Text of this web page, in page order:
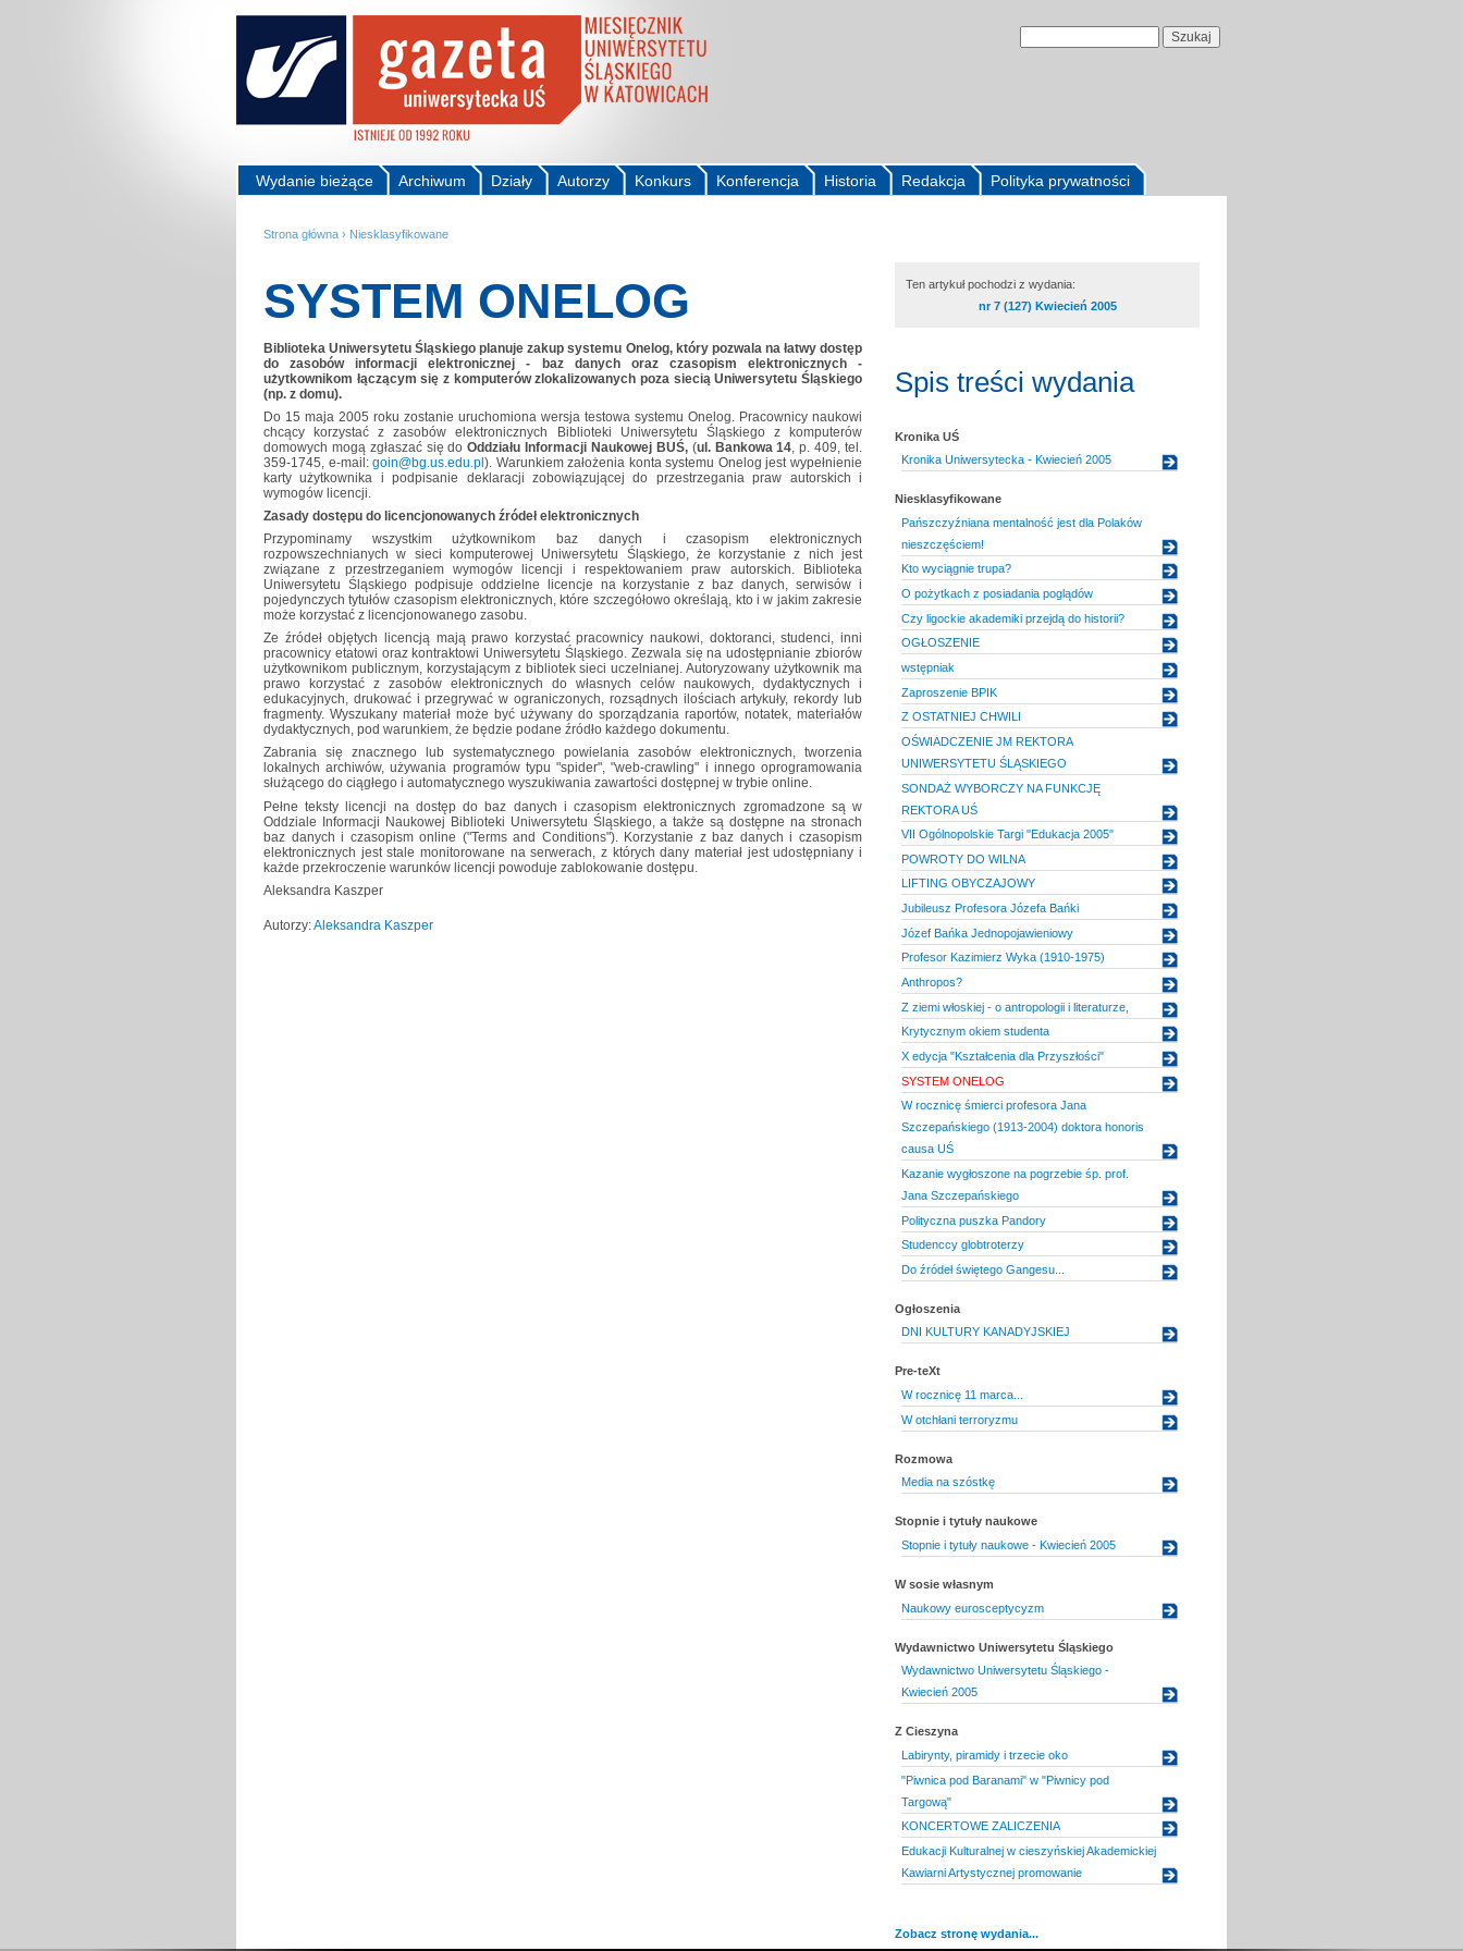
Polityka prywatności
Redakcja
Historia
Konferencja
Konkurs
Autorzy
Działy
Archiwum
Wydanie bieżące
Strona główna › Niesklasyfikowane
SYSTEM ONELOG
Biblioteka Uniwersytetu Śląskiego planuje zakup systemu Onelog, który pozwala na łatwy dostęp
do zasobów informacji elektronicznej - baz danych oraz czasopism elektronicznych -
użytkownikom łączącym się z komputerów zlokalizowanych poza siecią Uniwersytetu Śląskiego
(np. z domu).
Do 15 maja 2005 roku zostanie uruchomiona wersja testowa systemu Onelog. Pracownicy naukowi
chcący korzystać z zasobów elektronicznych Biblioteki Uniwersytetu Śląskiego z komputerów
domowych mogą zgłaszać się doOddziału Informacji Naukowej BUŚ,(ul. Bankowa 14 , p. 409, tel.
359-1745, e-mail:goin@bg.us.edu.pl). Warunkiem założenia konta systemu Onelog jest wypełnienie
karty użytkownika i podpisanie deklaracji zobowiązującej do przestrzegania praw autorskich i
wymogów licencji.
Zasady dostępu do licencjonowanych źródeł elektronicznych
Przypominamy wszystkim użytkownikom baz danych i czasopism elektronicznych
rozpowszechnianych w sieci komputerowej Uniwersytetu Śląskiego, że korzystanie z nich jest
związane z przestrzeganiem wymogów licencji i respektowaniem praw autorskich. Biblioteka
Uniwersytetu Śląskiego podpisuje oddzielne licencje na korzystanie z baz danych, serwisów i
pojedynczych tytułów czasopism elektronicznych, które szczegółowo określają, kto i w jakim zakresie
może korzystać z licencjonowanego zasobu.
Ze źródeł objętych licencją mają prawo korzystać pracownicy naukowi, doktoranci, studenci, inni
pracownicy etatowi oraz kontraktowi Uniwersytetu Śląskiego. Zezwala się na udostępnianie zbiorów
użytkownikom publicznym, korzystającym z bibliotek sieci uczelnianej. Autoryzowany użytkownik ma
prawo korzystać z zasobów elektronicznych do własnych celów naukowych, dydaktycznych i
edukacyjnych, drukować i przegrywać w ograniczonych, rozsądnych ilościach artykuły, rekordy lub
fragmenty. Wyszukany materiał może być używany do sporządzania raportów, notatek, materiałów
dydaktycznych, pod warunkiem, że będzie podane źródło każdego dokumentu.
Zabrania się znacznego lub systematycznego powielania zasobów elektronicznych, tworzenia
lokalnych archiwów, używania programów typu "spider", "web-crawling" i innego oprogramowania
służącego do ciągłego i automatycznego wyszukiwania zawartości dostępnej w trybie online.
Pełne teksty licencji na dostęp do baz danych i czasopism elektronicznych zgromadzone są w
Oddziale Informacji Naukowej Biblioteki Uniwersytetu Śląskiego, a także są dostępne na stronach
baz danych i czasopism online ("Terms and Conditions"). Korzystanie z baz danych i czasopism
elektronicznych jest stale monitorowane na serwerach, z których dany materiał jest udostępniany i
każde przekroczenie warunków licencji powoduje zablokowanie dostępu.
Aleksandra Kaszper
Autorzy:Aleksandra Kaszper
Ten artykuł pochodzi z wydania:
nr 7 (127) Kwiecień 2005
Spis treści wydania
Kronika UŚ
Kronika Uniwersytecka - Kwiecień 2005
Niesklasyfikowane
Pańszczyźniana mentalność jest dla Polaków
nieszczęściem!
Kto wyciągnie trupa?
O pożytkach z posiadania poglądów
Czy ligockie akademiki przejdą do historii?
OGŁOSZENIE
wstępniak
Zaproszenie BPIK
Z OSTATNIEJ CHWILI
OŚWIADCZENIE JM REKTORA
UNIWERSYTETU ŚLĄSKIEGO
SONDAŻ WYBORCZY NA FUNKCJĘ
REKTORA UŚ
VII Ogólnopolskie Targi "Edukacja 2005"
POWROTY DO WILNA
LIFTING OBYCZAJOWY
Jubileusz Profesora Józefa Bańki
Józef Bańka Jednopojawieniowy
Profesor Kazimierz Wyka (1910-1975)
Anthropos?
Z ziemi włoskiej - o antropologii i literaturze,
Krytycznym okiem studenta
X edycja "Kształcenia dla Przyszłości"
SYSTEM ONELOG
W rocznicę śmierci profesora Jana
Szczepańskiego (1913-2004) doktora honoris
causa UŚ
Kazanie wygłoszone na pogrzebie śp. prof.
Jana Szczepańskiego
Polityczna puszka Pandory
Studenccy globtroterzy
Do źródeł świętego Gangesu...
Ogłoszenia
DNI KULTURY KANADYJSKIEJ
Pre-teXt
W rocznicę 11 marca...
W otchłani terroryzmu
Rozmowa
Media na szóstkę
Stopnie i tytuły naukowe
Stopnie i tytuły naukowe - Kwiecień 2005
W sosie własnym
Naukowy eurosceptycyzm
Wydawnictwo Uniwersytetu Śląskiego
Wydawnictwo Uniwersytetu Śląskiego -
Kwiecień 2005
Z Cieszyna
Labirynty, piramidy i trzecie oko
"Piwnica pod Baranami" w "Piwnicy pod
Targową"
KONCERTOWE ZALICZENIA
Edukacji Kulturalnej w cieszyńskiej Akademickiej
Kawiarni Artystycznej promowanie
Zobacz stronę wydania...